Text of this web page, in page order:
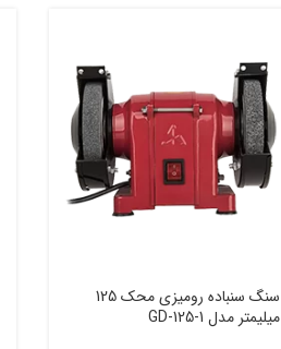
سنگ سنباده رومیزی محک 125
میلیمتر مدل GD-125-1